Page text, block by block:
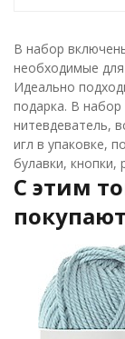
В набор
необходимые
Идеально
подарка. В
нитевдеватель,
игл в упаковке,
булавки,
C этим
покупают